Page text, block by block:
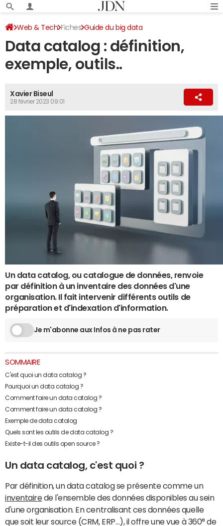
Web & Tech Fiches Guide du big data
Dictionnaire du big data
Data catalog : définition,
exemple, outils..
Xavier Biseul
28 février 2023 09:01
Un data catalog, ou catalogue de données, renvoie
par définition à un inventaire des données d'une
organisation. Il fait intervenir différents outils de
préparation et d'indexation d'information.
Je m'abonne aux Infos à ne pas rater
SOMMAIRE
C'est quoi un data catalog ?
Pourquoi un data catalog ?
Comment faire un data catalog ?
Comment faire un data catalog ?
Exemple de data catalog
Quels sont les outils de data catalog ?
Existe-t-il des outils open source ?
Un data catalog, c'est quoi ?
Par définition, un data catalog se présente comme un
inventairede l'ensemble des données disponibles au sein
d'une organisation. En centralisant ces données quelle
que soit leur source (CRM, ERP…), il offre une vue à 360° de